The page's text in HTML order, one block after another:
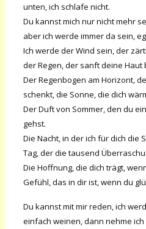
unten, ich schlafe nicht.
Du kannst mich nur nicht mehr
aber ich werde immer da sein,
Ich werde der Wind sein, der
der Regen, der sanft deine Haut
Der Regenbogen am Horizont,
schenkt, die Sonne, die dich
Der Duft von Sommer, den du
gehst.
Die Nacht, in der ich für dich die
Tag, der die tausend
Die Hoffnung, die dich trägt,
Gefühl, das in dir ist, wenn du
Du kannst mit mir reden, ich
einfach weinen, dann nehme